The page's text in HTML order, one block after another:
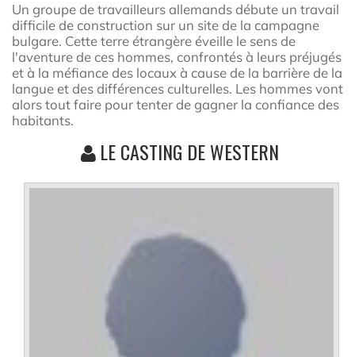
Un groupe de travailleurs allemands débute un travail
difficile de construction sur un site de la campagne
bulgare. Cette terre étrangère éveille le sens de
l'aventure de ces hommes, confrontés à leurs préjugés
et à la méfiance des locaux à cause de la barrière de la
langue et des différences culturelles. Les hommes vont
alors tout faire pour tenter de gagner la confiance des
habitants.
LE CASTING DE WESTERN